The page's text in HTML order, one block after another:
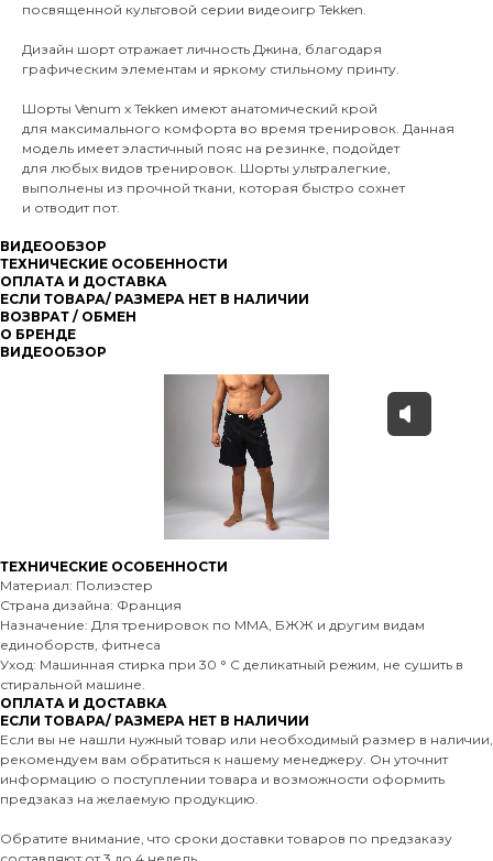
посвященной культовой серии видеоигр Tekken.
Дизайн шорт отражает личность Джина, благодаря
графическим элементам и яркому стильному принту.
Шорты Venum x Tekken имеют анатомический крой
для максимального комфорта во время тренировок. Данная
модель имеет эластичный пояс на резинке, подойдет
для любых видов тренировок. Шорты ультралегкие,
выполнены из прочной ткани, которая быстро сохнет
и отводит пот.
ВИДЕООБЗОР
ТЕХНИЧЕСКИЕ ОСОБЕННОСТИ
ОПЛАТА И ДОСТАВКА
ЕСЛИ ТОВАРА/ РАЗМЕРА НЕТ В НАЛИЧИИ
ВОЗВРАТ / ОБМЕН
О БРЕНДЕ
ВИДЕООБЗОР
ТЕХНИЧЕСКИЕ ОСОБЕННОСТИ
Материал: Полиэстер
Страна дизайна: Франция
Назначение: Для тренировок по ММА, БЖЖ и другим видам
единоборств, фитнеса
Уход: Машинная стирка при 30 ° C деликатный режим, не сушить в
стиральной машине.
ОПЛАТА И ДОСТАВКА
ЕСЛИ ТОВАРА/ РАЗМЕРА НЕТ В НАЛИЧИИ
Если вы не нашли нужный товар или необходимый размер в наличии,
рекомендуем вам обратиться к нашему менеджеру. Он уточнит
информацию о поступлении товара и возможности оформить
предзаказ на желаемую продукцию.
Обратите внимание, что сроки доставки товаров по предзаказу